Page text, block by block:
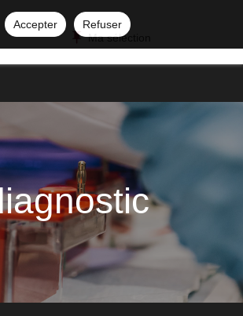
Accepter
Refuser
Ma sélection